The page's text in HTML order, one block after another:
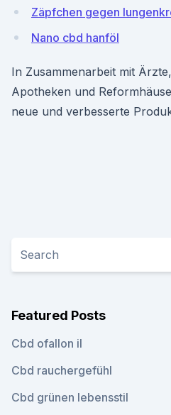
Zäpfchen gegen
Nano cbd hanföl
In Zusammenarbeit mit
Apotheken und
neue und verbesserte
Featured Posts
Cbd ofallon il
Cbd rauchergefühl
Cbd grünen lebensstil